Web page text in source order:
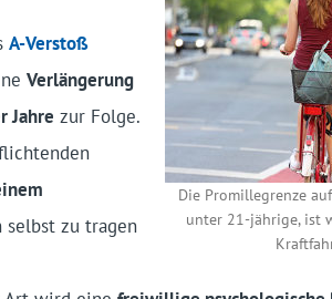
Die Promillegrenze
unter 21-jährige, ist
A-Verstoß
Verlängerung
Jahre zur Folge.
selbst zu tragen